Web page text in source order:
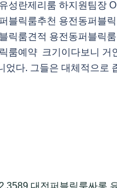
성란제리룸 하지원팀장
블릭룸추천 용전동퍼블
릭룸견적 용전동퍼블릭
룸예약 크기이다보니 거
었다. 그들은 대체적으로